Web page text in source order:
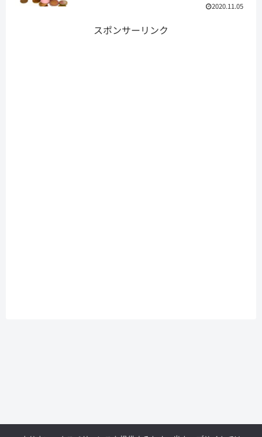
2020.11.05
スポンサーリンク